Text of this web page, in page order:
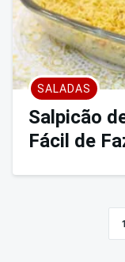
SALADAS
Salpicão
Fácil de
1